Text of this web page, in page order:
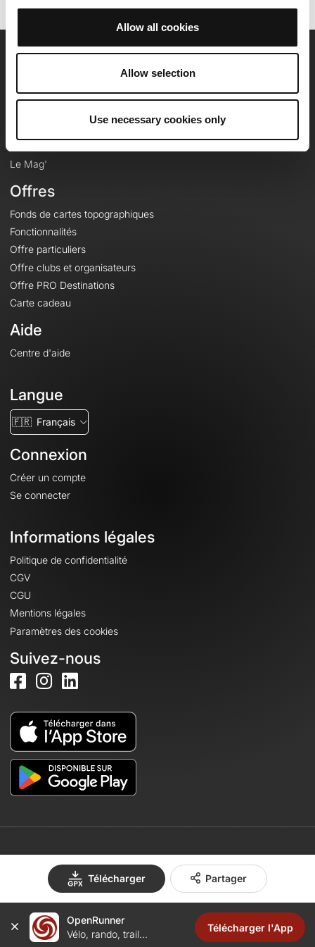
Allow all cookies
Allow selection
Use necessary cookies only
Télécharger Partager
Equipe
Le Mag'
Offres
Fonds de cartes topographiques
Fonctionnalités
Offre particuliers
Offre clubs et organisateurs
Offre PRO Destinations
Carte cadeau
Aide
Centre d'aide
Langue
🇫🇷 Français
Connexion
Créer un compte
Se connecter
Informations légales
Politique de confidentialité
CGV
CGU
Mentions légales
Paramètres des cookies
Suivez-nous
© 2026 OpenRunner - Version 7.31.3
Créez un compte
OpenRunner
Vélo, rando, trail...
Télécharger l'App